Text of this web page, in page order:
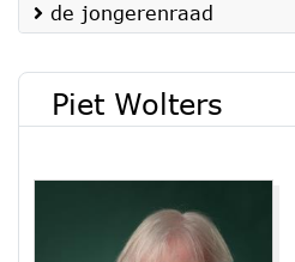
de jongerenraad
Piet Wolters